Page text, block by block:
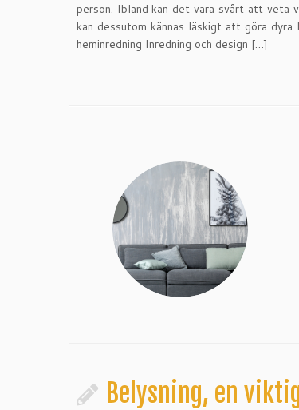
person. Ibland kan det vara svårt att veta
kan dessutom kännas läskigt att göra
heminredning Inredning och design […]
Belysning, en